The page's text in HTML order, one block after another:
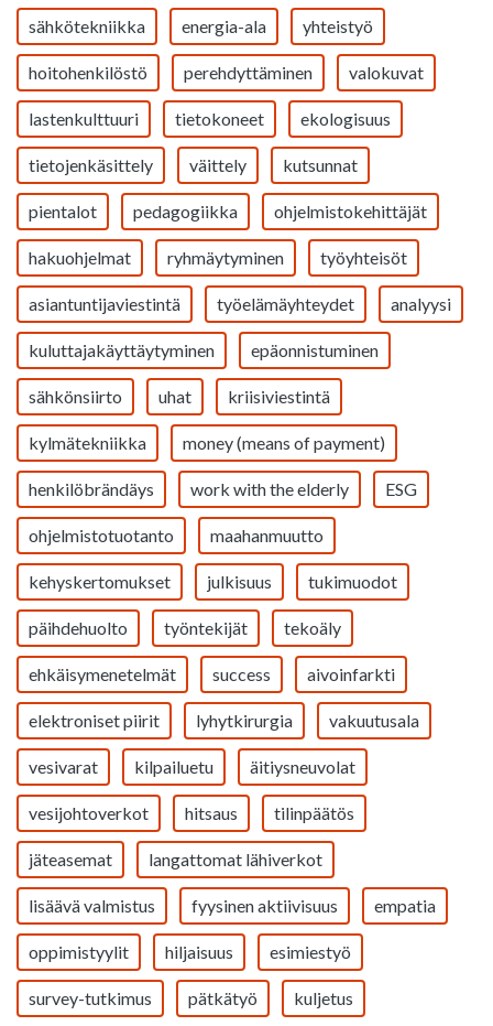
sähkötekniikka energia-ala yhteistyö
hoitohenkilöstö perehdyttäminen valokuvat
lastenkulttuuri tietokoneet ekologisuus
tietojenkäsittely väittely kutsunnat
pientalot pedagogiikka ohjelmistokehittäjät
hakuohjelmat ryhmäytyminen työyhteisöt
asiantuntijaviestintä työelämäyhteydet analyysi
kuluttajakäyttäytyminen epäonnistuminen
sähkönsiirto uhat kriisiviestintä
kylmätekniikka money (means of payment)
henkilöbrändäys work with the elderly ESG
ohjelmistotuotanto maahanmuutto
kehyskertomukset julkisuus tukimuodot
päihdehuolto työntekijät tekoäly
ehkäisymenetelmät success aivoinfarkti
elektroniset piirit lyhytkirurgia vakuutusala
vesivarat kilpailuetu äitiysneuvolat
vesijohtoverkot hitsaus tilinpäätös
jäteasemat langattomat lähiverkot
lisäävä valmistus fyysinen aktiivisuus empatia
oppimistyylit hiljaisuus esimiestyö
survey-tutkimus pätkätyö kuljetus